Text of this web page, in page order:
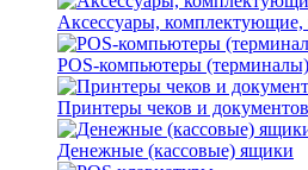
Аксессуары, комплектующие,
POS-компьютеры (терминалы)
Принтеры чеков и документов
Денежные (кассовые) ящики